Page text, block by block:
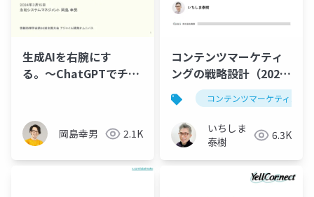
生成AIを右腕にす
る。〜ChatGPTでチー
成の現場事例
岡島幸男 2.1K
コンテンツマーケティ
ングの戦略設計（2024
年版） コンテンツマーケティング
いちしま
泰樹
6.3K